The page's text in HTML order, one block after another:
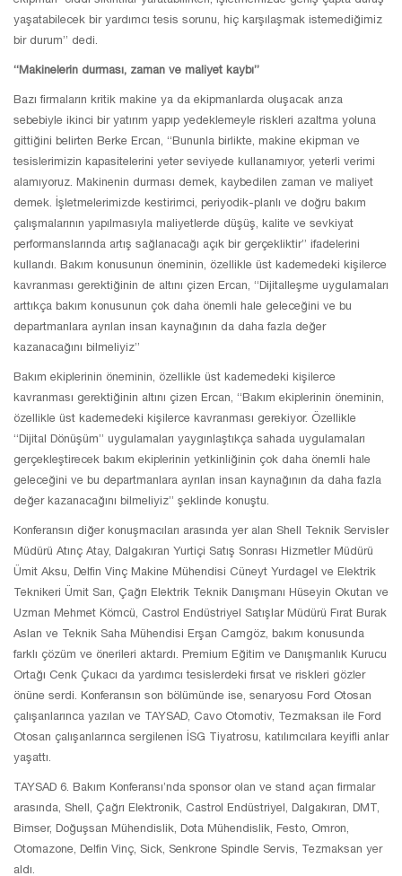
yaşatabilecek bir yardımcı tesis sorunu, hiç karşılaşmak istemediğimiz
bir durum” dedi.
“Makinelerin durması, zaman ve maliyet kaybı”
Bazı firmaların kritik makine ya da ekipmanlarda oluşacak arıza
sebebiyle ikinci bir yatırım yapıp yedeklemeyle riskleri azaltma yoluna
gittiğini belirten Berke Ercan, “Bununla birlikte, makine ekipman ve
tesislerimizin kapasitelerini yeter seviyede kullanamıyor, yeterli verimi
alamıyoruz. Makinenin durması demek, kaybedilen zaman ve maliyet
demek. İşletmelerimizde kestirimci, periyodik-planlı ve doğru bakım
çalışmalarının yapılmasıyla maliyetlerde düşüş, kalite ve sevkiyat
performanslarında artış sağlanacağı açık bir gerçekliktir” ifadelerini
kullandı. Bakım konusunun öneminin, özellikle üst kademedeki kişilerce
kavranması gerektiğinin de altını çizen Ercan, “Dijitalleşme uygulamaları
arttıkça bakım konusunun çok daha önemli hale geleceğini ve bu
departmanlara ayrılan insan kaynağının da daha fazla değer
kazanacağını bilmeliyiz”
Bakım ekiplerinin öneminin, özellikle üst kademedeki kişilerce
kavranması gerektiğinin altını çizen Ercan, “Bakım ekiplerinin öneminin,
özellikle üst kademedeki kişilerce kavranması gerekiyor. Özellikle
“Dijital Dönüşüm” uygulamaları yaygınlaştıkça sahada uygulamaları
gerçekleştirecek bakım ekiplerinin yetkinliğinin çok daha önemli hale
geleceğini ve bu departmanlara ayrılan insan kaynağının da daha fazla
değer kazanacağını bilmeliyiz” şeklinde konuştu.
Konferansın diğer konuşmacıları arasında yer alan Shell Teknik Servisler
Müdürü Atınç Atay, Dalgakıran Yurtiçi Satış Sonrası Hizmetler Müdürü
Ümit Aksu, Delfin Vinç Makine Mühendisi Cüneyt Yurdagel ve Elektrik
Teknikeri Ümit Sarı, Çağrı Elektrik Teknik Danışmanı Hüseyin Okutan ve
Uzman Mehmet Kömcü, Castrol Endüstriyel Satışlar Müdürü Fırat Burak
Aslan ve Teknik Saha Mühendisi Erşan Camgöz, bakım konusunda
farklı çözüm ve önerileri aktardı. Premium Eğitim ve Danışmanlık Kurucu
Ortağı Cenk Çukacı da yardımcı tesislerdeki fırsat ve riskleri gözler
önüne serdi. Konferansın son bölümünde ise, senaryosu Ford Otosan
çalışanlarınca yazılan ve TAYSAD, Cavo Otomotiv, Tezmaksan ile Ford
Otosan çalışanlarınca sergilenen İSG Tiyatrosu, katılımcılara keyifli anlar
yaşattı.
TAYSAD 6. Bakım Konferansı’nda sponsor olan ve stand açan firmalar
arasında, Shell, Çağrı Elektronik, Castrol Endüstriyel, Dalgakıran, DMT,
Bimser, Doğuşsan Mühendislik, Dota Mühendislik, Festo, Omron,
Otomazone, Delfin Vinç, Sick, Senkrone Spindle Servis, Tezmaksan yer
aldı.